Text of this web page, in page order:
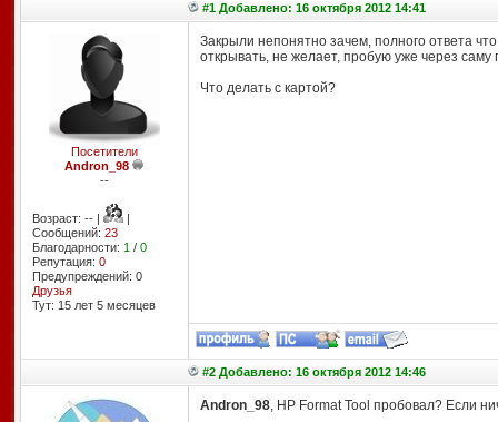
#1 Добавлено: 16 октября 2012 14:41
Посетители
Andron_98
--
Возраст: -- |
|
Сообщений: 23
Благодарности: 1 / 0
Репутация: 0
Предупреждений: 0
Друзья
Тут: 15 лет 5 месяцев
Закрыли непонятно зачем, полного ответа
открывать, не желает, пробую уже через саму
Что делать с картой?
#2 Добавлено: 16 октября 2012 14:46
Andron_98, HP Format Tool пробовал? Если